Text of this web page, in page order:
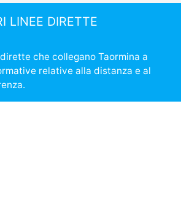
LINEE DIRETTE
che collegano Taormina a
relative alla distanza e al